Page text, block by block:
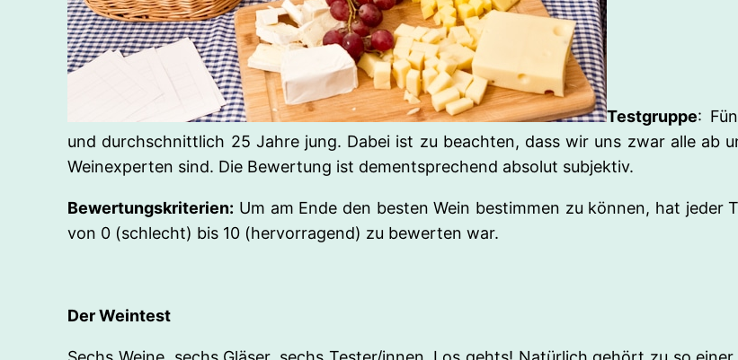
Testgruppe:
und durchschnittlich 25 Jahre jung. Dabei ist zu beachten, dass wir uns zwar alle ab
Weinexperten sind. Die Bewertung ist dementsprechend absolut subjektiv.
Bewertungskriterien: Um am Ende den besten Wein bestimmen zu können, hat
von 0 (schlecht) bis 10 (hervorragend) zu bewerten war.
Der Weintest